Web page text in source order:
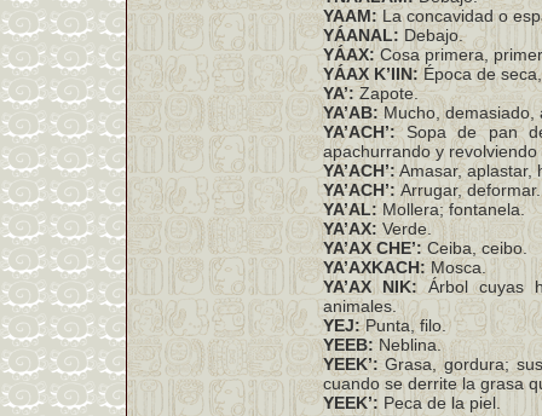
YAAM:La concavidad o
YÁANAL: Debajo.
YÁAX:Cosa primera,
YÁAX K’IIN:Época de
YA’:Zapote.
YA’AB: Mucho, demasiado,
YA’ACH’: Sopa de pan
apachurrando y
YA’ACH’:Amasar, aplastar,
YA’ACH’:Arrugar, deformar.
YA’AL:Mollera; fontanela.
YA’AX: Verde.
YA’AX CHE’: Ceiba, ceibo.
YA’AXKACH:Mosca.
YA’AX NIK: Árbol cuyas
animales.
YEJ:Punta, filo.
YEEB:Neblina.
YEEK’:Grasa, gordura;
cuando se derrite la grasa
YEEK’: Peca de la piel.